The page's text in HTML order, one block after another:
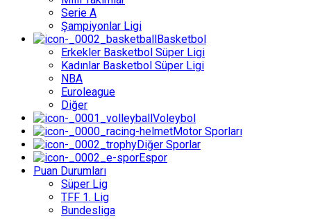
Serie A
Şampiyonlar Ligi
Basketbol
Erkekler Basketbol Süper Ligi
Kadınlar Basketbol Süper Ligi
NBA
Euroleague
Diğer
Voleybol
Motor Sporları
Diğer Sporlar
Espor
Puan Durumları
Süper Lig
TFF 1. Lig
Bundesliga